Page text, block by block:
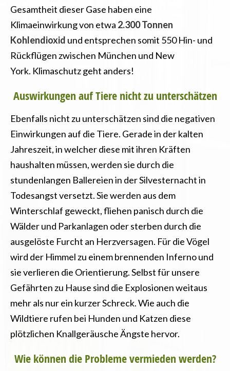
Gesamtheit dieser Gase haben eine
Klimaeinwirkung von etwa 2.300 Tonnen
Kohlendioxid und entsprechen somit 550 Hin- und
Rückflügen zwischen München und New
York. Klimaschutz geht anders!
Auswirkungen auf Tiere nicht zu unterschätzen
Ebenfalls nicht zu unterschätzen sind die negativen
Einwirkungen auf die Tiere. Gerade in der kalten
Jahreszeit, in welcher diese mit ihren Kräften
haushalten müssen, werden sie durch die
stundenlangen Ballereien in der Silvesternacht in
Todesangst versetzt. Sie werden aus dem
Winterschlaf geweckt, fliehen panisch durch die
Wälder und Parkanlagen oder sterben durch die
ausgelöste Furcht an Herzversagen. Für die Vögel
wird der Himmel zu einem brennenden Inferno und
sie verlieren die Orientierung. Selbst für unsere
Gefährten zu Hause sind die Explosionen weitaus
mehr als nur ein kurzer Schreck. Wie auch die
Wildtiere rufen bei Hunden und Katzen diese
plötzlichen Knallgeräusche Ängste hervor.
Wie können die Probleme vermieden werden?